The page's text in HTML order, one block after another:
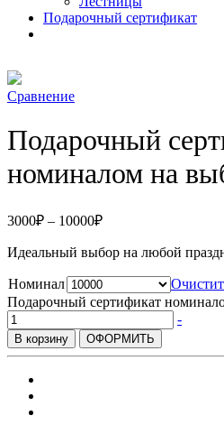
Подарочный сертификат
Сравнение
Подарочный
номиналом на
3000₽ – 10000₽
Идеальный выбор на любой
Номинал
Подарочный сертификат
-
В корзину ОФОРМИТЬ